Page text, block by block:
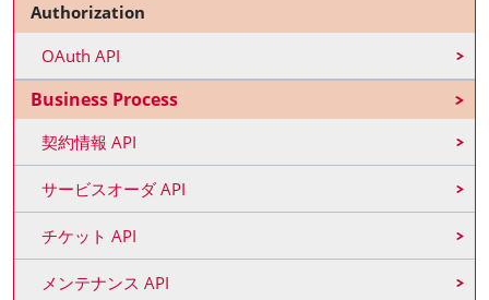
Authorization
OAuth API
Business Process
契約情報 API
サービスオーダ API
チケット API
メンテナンス API